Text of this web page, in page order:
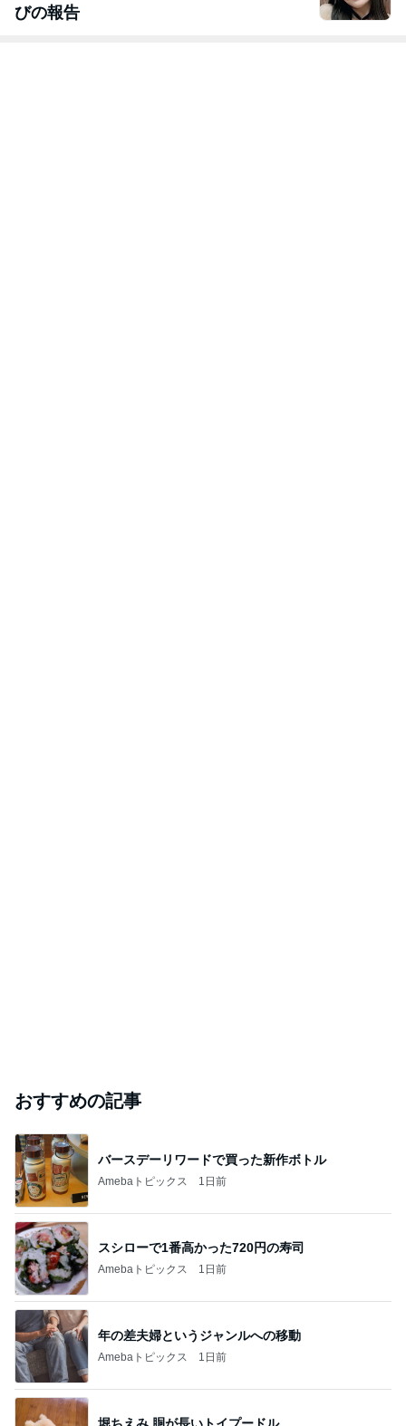
びの報告
おすすめの記事
バースデーリワードで買った新作ボトル
Amebaトピックス 1日前
スシローで1番高かった720円の寿司
Amebaトピックス 1日前
年の差夫婦というジャンルへの移動
Amebaトピックス 1日前
堀ちえみ 胴が長いトイプードル